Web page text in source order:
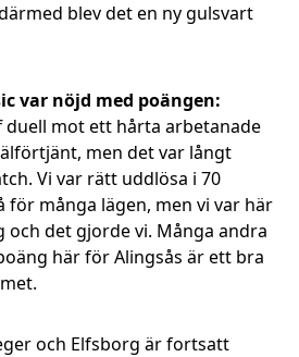
blev det en ny gulsvart
var nöjd med poängen:
duell mot ett hårta arbetanade
men det var långt
Vi var rätt uddlösa i 70
för många lägen, men vi var här
det gjorde vi. Många andra
här för Alingsås är ett bra
och Elfsborg är fortsatt